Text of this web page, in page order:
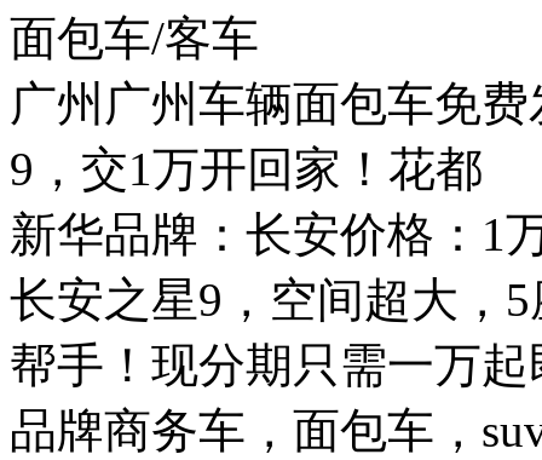
面包车/客车
广州广州车辆面包车免
9，交1万开回家！花都
新华品牌：长安价格：1
长安之星9，空间超大，
帮手！现分期只需一万
品牌商务车，面包车，